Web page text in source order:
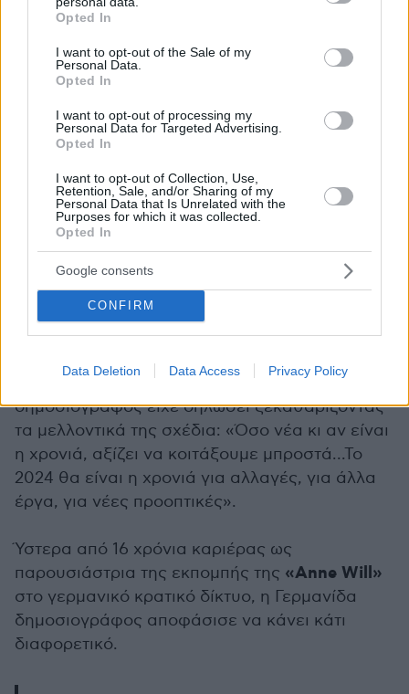
grant or deny consent to Google and its third-party tags to
use your data for below specified purposes in below Google
consent section.
Opted In
I want to opt-out of the Sale of my
Personal Data.
Opted In
I want to opt-out of processing my
Personal Data for Targeted Advertising.
Opted In
I want to opt-out of Collection, Use,
Retention, Sale, and/or Sharing of my
Personal Data that Is Unrelated with the
Purposes for which it was collected.
Opted In
Google consents
CONFIRM
Data Deletion Data Access Privacy Policy
Άννε Βιλπαντρεύτηκε τo 2016 τη συνάδελφό
Μίριαμ Μέκελαλλά ο γάμος τους δεν
μακροημέρευσε.
Τρία χρόνια αργότερα, Βιλ και Μίριαμ
ανακοίνωσαν το χωρισμό τους.
Οι «κακές γλώσσες» λένε ότι η Μίριαλ είχε
ανάρμοστη σχέση στη διάρκεια του έγγαμου
βίου. Η Βιλ κατάλαβε ότι ο έρωτας με έρωτα
περνάει. Ξεπέρασε το διαζύγιο καθώς
ερωτεύτηκε μία συγγραφέα με σχεδόν τα μισά
της χρόνια. Σύντροφός της είναι η Ελένε
Γέγκεμαν, κατά 26 χρόνια μικρότερή της.
Στις 13 Ιανουαρίου του 2024, η 56χρονη
δημοσιογράφος είχε δηλώσει ξεκαθαρίζοντας
τα μελλοντικά της σχέδια: «Όσο νέα κι αν είναι
η χρονιά, αξίζει να κοιτάξουμε μπροστά...Το
2024 θα είναι η χρονιά για αλλαγές, για άλλα
έργα, για νέες προοπτικές».
Ύστερα από 16 χρόνια καριέρας ως
παρουσιάστρια της εκπομπής της «Αnne Will»
στο γερμανικό κρατικό δίκτυο, η Γερμανίδα
δημοσιογράφος αποφάσισε να κάνει κάτι
διαφορετικό.